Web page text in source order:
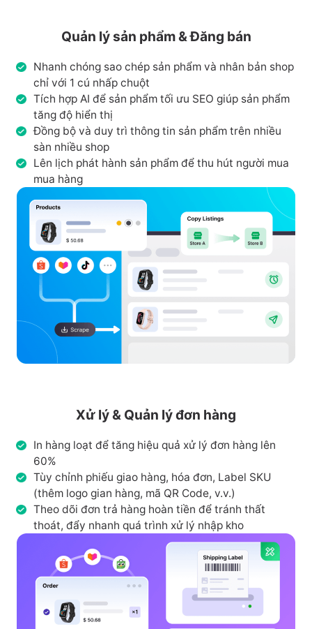
Quản lý sản phẩm & Đăng bán
Nhanh chóng sao chép sản phẩm và nhân bản shop
chỉ với 1 cú nhấp chuột
Tích hợp AI để sản phẩm tối ưu SEO giúp sản phẩm
tăng độ hiển thị
Đồng bộ và duy trì thông tin sản phẩm trên nhiều
sàn nhiều shop
Lên lịch phát hành sản phẩm để thu hút người mua
mua hàng
Xử lý & Quản lý đơn hàng
In hàng loạt để tăng hiệu quả xử lý đơn hàng lên
60%
Tùy chỉnh phiếu giao hàng, hóa đơn, Label SKU
(thêm logo gian hàng, mã QR Code, v.v.)
Theo dõi đơn trả hàng hoàn tiền để tránh thất
thoát, đẩy nhanh quá trình xử lý nhập kho